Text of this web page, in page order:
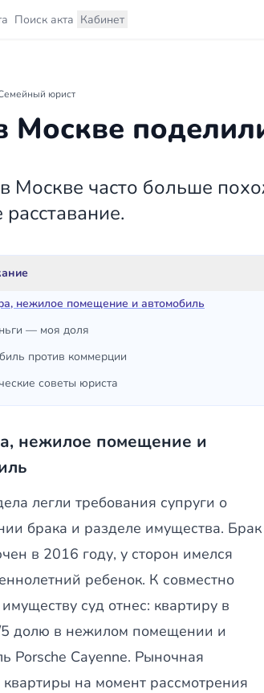
Поиск акта Кабинет
юрист
Москве
Москве часто больше
расставание.
нежилое помещение и автомобиль
— моя доля
против коммерции
советы юриста
нежилое помещение и
легли требования супруги о
брака и разделе имущества. Брак
в 2016 году, у сторон имелся
ребенок. К совместно
суд отнес: квартиру в
долю в нежилом помещении и
Porsche Cayenne. Рыночная
квартиры на момент рассмотрения